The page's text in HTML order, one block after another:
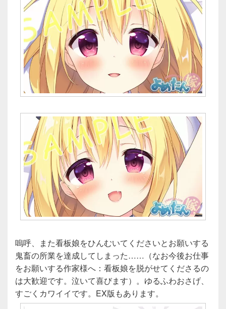
嗚呼、また看板娘をひんむいてくださいとお願いする
鬼畜の所業を達成してしまった……（なお今後お仕事
をお願いする作家様へ：看板娘を脱がせてくださるの
は大歓迎です。泣いて喜びます）。ゆるふわおさげ、
すごくカワイイです。EX版もあります。